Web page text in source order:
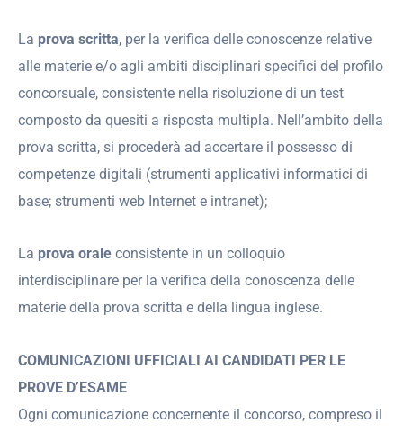
La prova scritta, per la verifica delle conoscenze relative
alle materie e/o agli ambiti disciplinari specifici del profilo
concorsuale, consistente nella risoluzione di un test
composto da quesiti a risposta multipla. Nell’ambito della
prova scritta, si procederà ad accertare il possesso di
competenze digitali (strumenti applicativi informatici di
base; strumenti web Internet e intranet);
La prova orale consistente in un colloquio
interdisciplinare per la verifica della conoscenza delle
materie della prova scritta e della lingua inglese.
COMUNICAZIONI UFFICIALI AI CANDIDATI PER LE
PROVE D’ESAME
Ogni comunicazione concernente il concorso, compreso il